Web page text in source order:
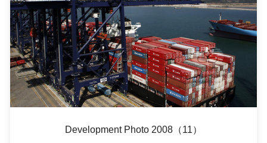
Development Photo 2008（11）